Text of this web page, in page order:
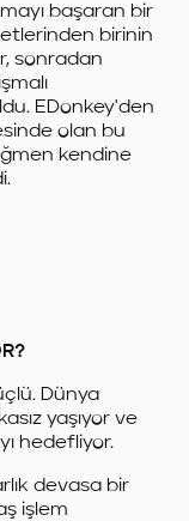
başaran bir
birinin
sonradan
EDonkey'den
olan bu
kendine
Dünya
yaşıyor ve
hedefliyor.
devasa bir
işlem